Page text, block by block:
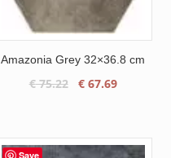
Amazonia Grey 32×36.8 cm
€75.22
Le
était :
€ 75.22.
€ 67.69Le
est :
€ 67.69.
Save